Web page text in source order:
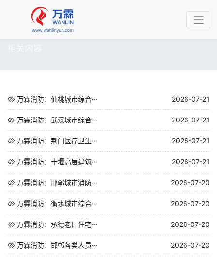
万霖消防：仙桃城市综合··· 2026-07-21
万霖消防：武汉城市综合··· 2026-07-21
万霖消防：荆门医疗卫生··· 2026-07-21
万霖消防：十堰高层建筑··· 2026-07-21
万霖消防：邯郸城市消防··· 2026-07-20
万霖消防：衡水城市综合··· 2026-07-20
万霖消防：承德老旧住宅··· 2026-07-20
万霖消防：邯郸各类人员··· 2026-07-20